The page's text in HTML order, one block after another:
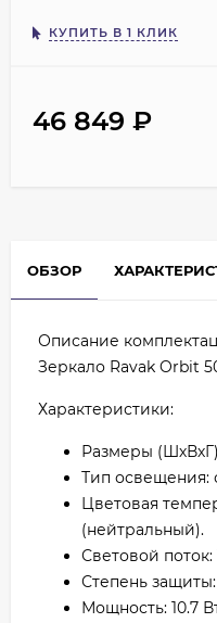
КУПИТЬ В 1 КЛИК
46 849 ₽
ОБЗОР
Описание
Зеркало Ravak Orbit
Характеристики:
Размеры
Тип освещения:
Цветовая
(нейтральный).
Световой поток:
Степень
Мощность: 10.7